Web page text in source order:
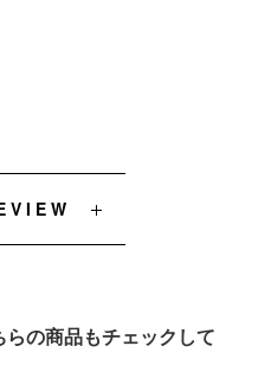
の商品もチェックして